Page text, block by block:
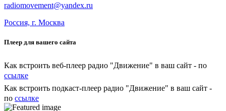
radiomovement@yandex.ru
Россия, г. Москва
Плеер для вашего сайта
Как встроить веб-плеер радио "Движение" в ваш сайт - по
ссылке
Как встроить подкаст-плеер радио "Движение" в ваш сайт -
по ссылке